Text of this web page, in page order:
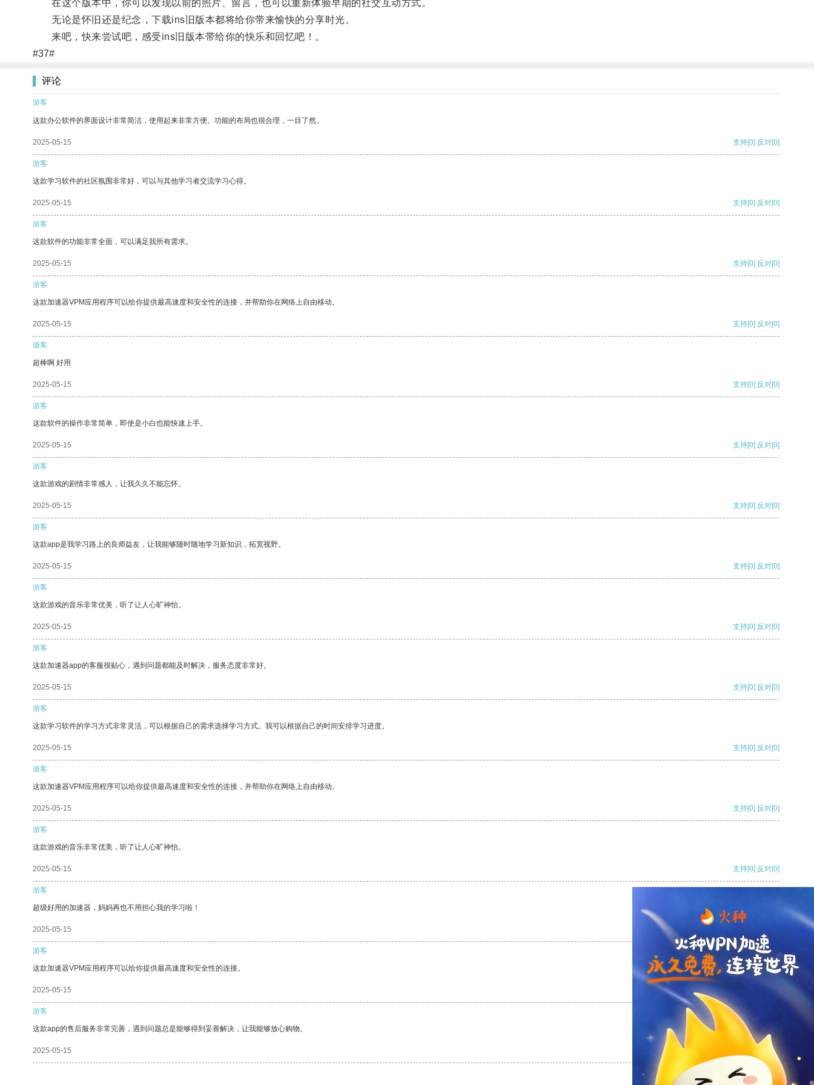
在这个版本中，你可以发现以前的照片、留言，也可以重新体验早期的社交互动方式。
无论是怀旧还是纪念，下载ins旧版本都将给你带来愉快的分享时光。
来吧，快来尝试吧，感受ins旧版本带给你的快乐和回忆吧！。
#37#
评论
游客
这款办公软件的界面设计非常简洁，使用起来非常方便。功能的布局也很合理，一目了然。
2025-05-15 支持[0] 反对[0]
游客
这款学习软件的社区氛围非常好，可以与其他学习者交流学习心得。
2025-05-15 支持[0] 反对[0]
游客
这款软件的功能非常全面，可以满足我所有需求。
2025-05-15 支持[0] 反对[0]
游客
这款加速器VPM应用程序可以给你提供最高速度和安全性的连接，并帮助你在网络上自由移动。
2025-05-15 支持[0] 反对[0]
游客
超棒啊 好用
2025-05-15 支持[0] 反对[0]
游客
这款软件的操作非常简单，即使是小白也能快速上手。
2025-05-15 支持[0] 反对[0]
游客
这款游戏的剧情非常感人，让我久久不能忘怀。
2025-05-15 支持[0] 反对[0]
游客
这款app是我学习路上的良师益友，让我能够随时随地学习新知识，拓宽视野。
2025-05-15 支持[0] 反对[0]
游客
这款游戏的音乐非常优美，听了让人心旷神怡。
2025-05-15 支持[0] 反对[0]
游客
这款加速器app的客服很贴心，遇到问题都能及时解决，服务态度非常好。
2025-05-15 支持[0] 反对[0]
游客
这款学习软件的学习方式非常灵活，可以根据自己的需求选择学习方式。我可以根据自己的时间安排学习进度。
2025-05-15 支持[0] 反对[0]
游客
这款加速器VPM应用程序可以给你提供最高速度和安全性的连接，并帮助你在网络上自由移动。
2025-05-15 支持[0] 反对[0]
游客
这款游戏的音乐非常优美，听了让人心旷神怡。
2025-05-15 支持[0] 反对[0]
游客
超级好用的加速器，妈妈再也不用担心我的学习啦！
2025-05-15
游客
这款加速器VPM应用程序可以给你提供最高速度和安全性的连接。
2025-05-15 反对
游客
这款app的售后服务非常完善，遇到问题总是能够得到妥善解决，让我能够放心购物。
2025-05-15 反对[0]